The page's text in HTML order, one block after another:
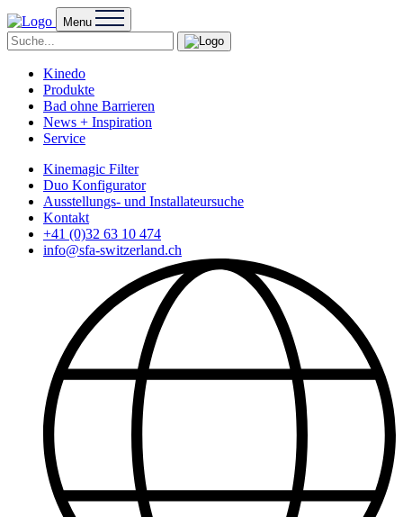
Menu
Kinedo
Produkte
Bad ohne Barrieren
News + Inspiration
Service
Kinemagic Filter
Duo Konfigurator
Ausstellungs- und Installateursuche
Kontakt
+41 (0)32 63 10 474
info@sfa-switzerland.ch